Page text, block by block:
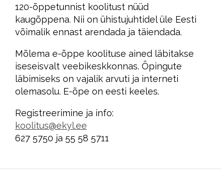
120-õppetunnist koolitust nüüd
kaugõppena. Nii on ühistujuhtidel üle Eesti
võimalik ennast arendada ja täiendada.
Mõlema e-õppe koolituse ained läbitakse
iseseisvalt veebikeskkonnas. Õpingute
läbimiseks on vajalik arvuti ja interneti
olemasolu. E-õpe on eesti keeles.
Registreerimine ja info:
koolitus@ekyl.ee
627 5750 ja 55 58 5711